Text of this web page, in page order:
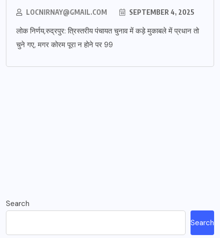
LOCNIRNAY@GMAIL.COM SEPTEMBER 4, 2025
लोक निर्णय,रुद्रपुर: त्रिस्तरीय पंचायत चुनाव में कड़े मुकाबले में प्रधान तो
चुने गए, मगर कोरम पूरा न होने पर 99
Search
Search